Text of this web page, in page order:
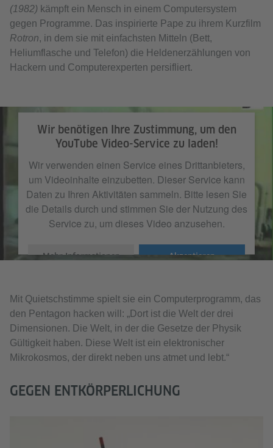
(1982) kämpft ein Mensch in einem Computersystem
gegen Programme. Das inspirierte Pape zu ihrem Kurzfilm
Rotron, in dem sie mit einfachsten Mitteln (Bett,
Heliumflasche und Telefon) die Heldenerzählungen von
Hackern und Computerexperten persifliert.
Wir benötigen Ihre Zustimmung, um den
YouTube Video-Service zu laden!
Wir verwenden einen Service eines Drittanbieters,
um Videoinhalte einzubetten. Dieser Service kann
Daten zu Ihren Aktivitäten sammeln. Bitte lesen Sie
die Details durch und stimmen Sie der Nutzung des
Service zu, um dieses Video anzusehen.
Mehr Informationen Akzeptieren
Mit Quietschstimme spielt sie ein Computerprogramm, das
den Pentagon hacken will: „Dort ist die Welt der drei
Dimensionen. Die Welt, in der die Gesetze der Physik
Gültigkeit haben. Diese Welt ist ein elektronischer
Mikrokosmos, der direkt neben uns atmet und lebt.“
GEGEN ENTKÖRPERLICHUNG